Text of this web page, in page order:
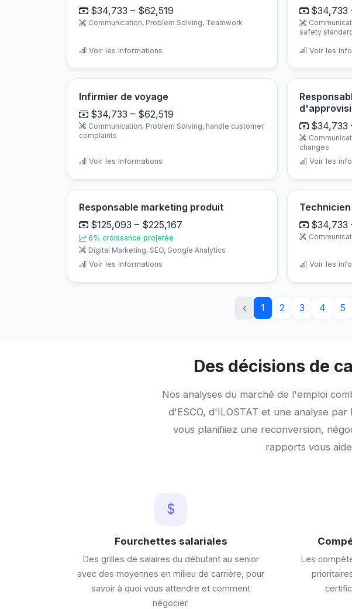
$34,733 – $62,519
Communication, Problem Solving, Teamwork
Voir les informations
$34,733
safety
Voir les
Infirmier de voyage
$34,733 – $62,519
Communication, Problem Solving, handle customer
complaints
Voir les informations
$34,733
changes
Voir les
Responsable marketing produit
$125,093 – $225,167
6% croissance projetée
Digital Marketing, SEO, Google Analytics
Voir les informations
$34,733
Voir les
‹ 1 2 3 4 5
Des décisions de
Nos analyses du marché de l'emploi
d'ESCO, d'ILOSTAT et une analyse
vous planifiiez une reconversion,
rapports vous
Fourchettes salariales
Des grilles de salaires du débutant au senior
avec des moyennes en milieu de carrière, pour
savoir à quoi vous attendre et comment
négocier.
Les